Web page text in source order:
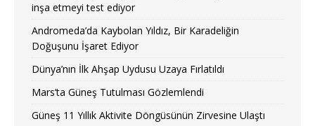
inşa etmeyi test ediyor
Andromeda’da Kaybolan Yıldız, Bir Karadeliğin
Doğuşunu İşaret Ediyor
Dünya’nın İlk Ahşap Uydusu Uzaya Fırlatıldı
Mars’ta Güneş Tutulması Gözlemlendi
Güneş 11 Yıllık Aktivite Döngüsünün Zirvesine Ulaştı